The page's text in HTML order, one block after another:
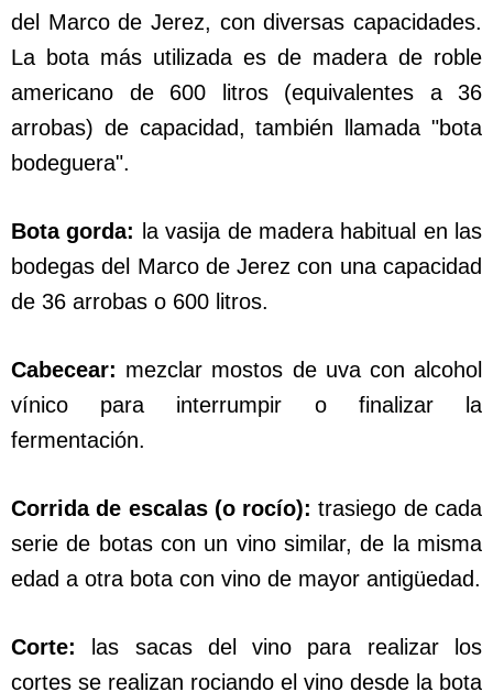
del Marco de Jerez, con diversas capacidades.
La bota más utilizada es de madera de roble
americano de 600 litros (equivalentes a 36
arrobas) de capacidad, también llamada "bota
bodeguera".
Bota gorda: la vasija de madera habitual en las
bodegas del Marco de Jerez con una capacidad
de 36 arrobas o 600 litros.
Cabecear: mezclar mostos de uva con alcohol
vínico para interrumpir o finalizar la
fermentación.
Corrida de escalas (o rocío): trasiego de cada
serie de botas con un vino similar, de la misma
edad a otra bota con vino de mayor antigüedad.
Corte: las sacas del vino para realizar los
cortes se realizan rociando el vino desde la bota